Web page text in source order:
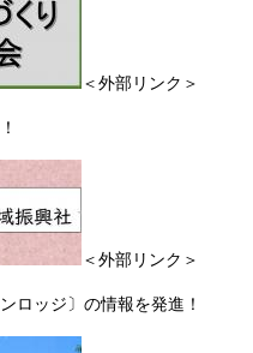
＜外部リンク＞
＜外部リンク＞
ロッジ〕の情報を発進！